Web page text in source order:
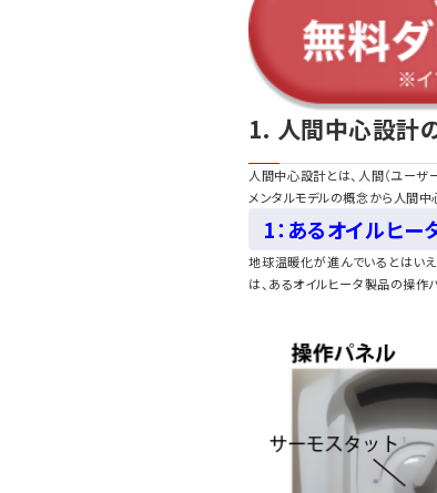
1. 人間中心設計
人間中心設計とは、人間（ユーザ
メンタルモデルの概念から人間中
1：あるオイルヒ
地球温暖化が進んでいるとはい
は、あるオイルヒータ製品の操作